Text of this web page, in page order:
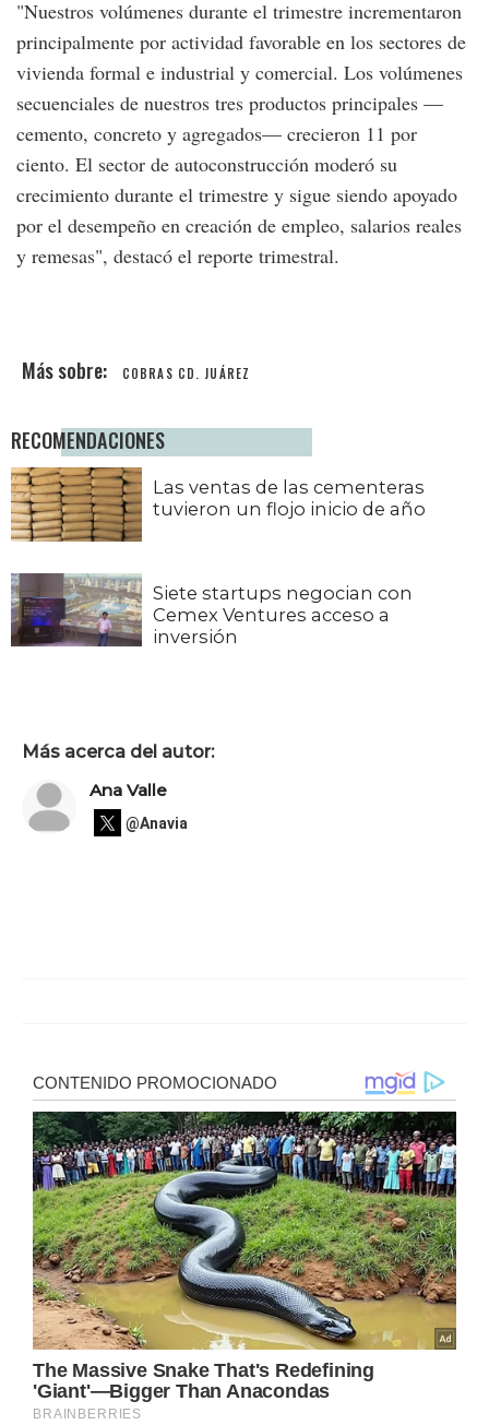
"Nuestros volúmenes durante el trimestre incrementaron
principalmente por actividad favorable en los sectores de
vivienda formal e industrial y comercial. Los volúmenes
secuenciales de nuestros tres productos principales —
cemento, concreto y agregados— crecieron 11 por
ciento. El sector de autoconstrucción moderó su
crecimiento durante el trimestre y sigue siendo apoyado
por el desempeño en creación de empleo, salarios reales
y remesas", destacó el reporte trimestral.
COBRAS CD. JUÁREZ
RECOMENDACIONES
Las ventas de las cementeras
tuvieron un flojo inicio de año
Siete startups negocian con
Cemex Ventures acceso a
inversión
Más acerca del autor:
Ana Valle
@Anavia